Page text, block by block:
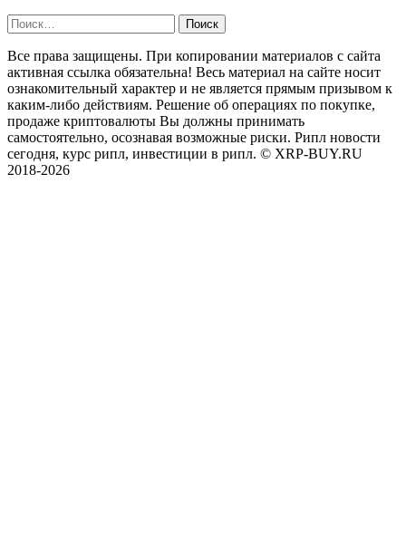
Найти:
Все права защищены. При копировании материалов с сайта
активная ссылка обязательна! Весь материал на сайте носит
ознакомительный характер и не является прямым призывом к
каким-либо действиям. Решение об операциях по покупке,
продаже криптовалюты Вы должны принимать
самостоятельно, осознавая возможные риски. Рипл новости
сегодня, курс рипл, инвестиции в рипл. © XRP-BUY.RU
2018-2026